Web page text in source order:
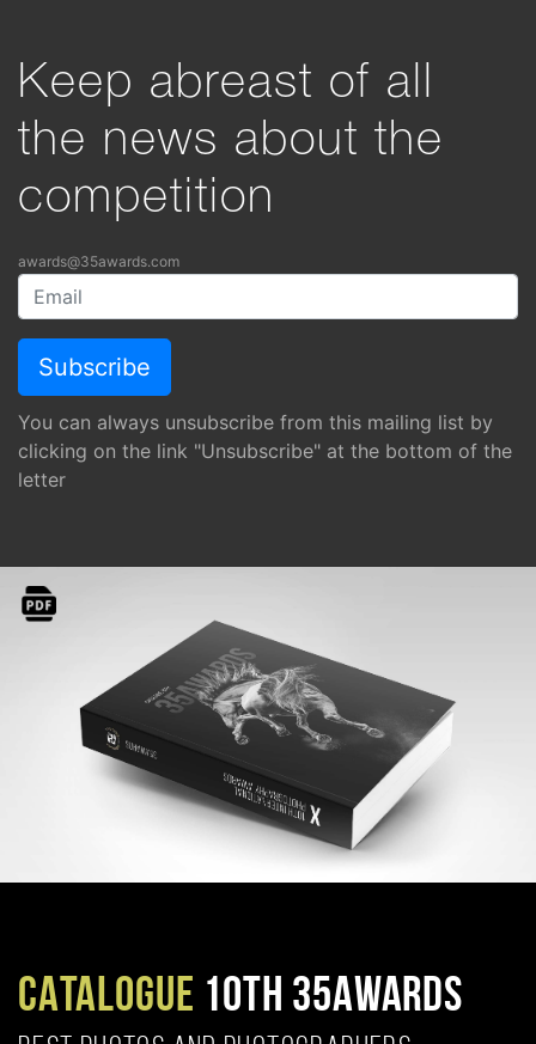
Keep abreast of all
the news about the
competition
awards@35awards.com
You can always unsubscribe from this mailing list by
clicking on the link "Unsubscribe" at the bottom of the
letter
CATALOGUE 10TH 35AWARDS